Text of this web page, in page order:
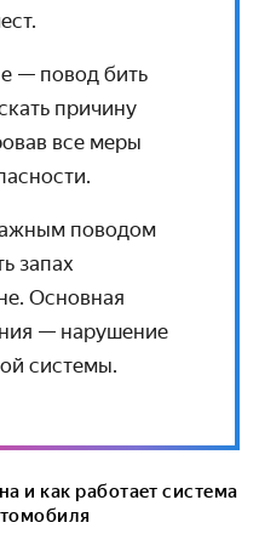
— повод бить
причину
все меры
поводом
запах
Основная
— нарушение
системы.
и как работает система